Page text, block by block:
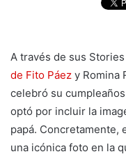
A través de sus
de Fito Páez y Romina
celebró su
optó por incluir la
papá. Concretamente,
una icónica foto en la